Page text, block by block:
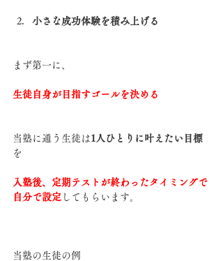
小さな成功体験を積み上げる
まず第一に、
生徒自身が目指すゴールを決める
当塾に通う生徒は1人ひとりに叶えたい目標
を
入塾後、定期テストが終わったタイミングで
自分で設定 してもらいます。
当塾の生徒の例